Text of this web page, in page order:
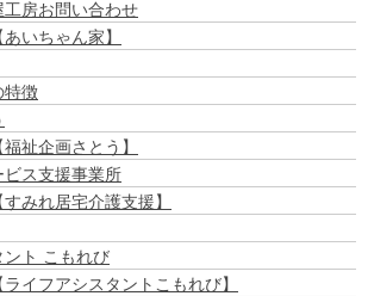
房お問い合わせ
いちゃん家】
特徴
祉企画さとう】
ス支援事業所
みれ居宅介護支援】
ト こもれび
イフアシスタントこもれび】